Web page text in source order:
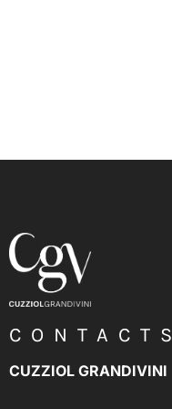
CONTACTS
CUZZIOL GRANDIVINI